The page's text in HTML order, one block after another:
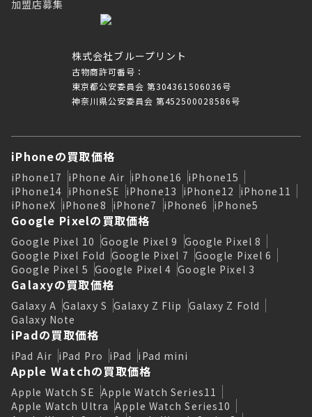
株式会社ブループリント
古物商許可番号：
東京都公安委員会 第304361506036号
神奈川県公安委員会 第452500028586号
加盟店募集
iPhoneの買取価格
iPhone17 iPhone Air iPhone16 iPhone15
iPhone14 iPhoneSE iPhone13 iPhone12 iPhone11
iPhoneX iPhone8 iPhone7 iPhone6 iPhone5
Google Pixelの買取価格
Google Pixel 10 Google Pixel 9 Google Pixel 8
Google Pixel Fold Google Pixel 7 Google Pixel 6
Google Pixel 5 Google Pixel 4 Google Pixel 3
Galaxyの買取価格
Galaxy A Galaxy S Galaxy Z Flip Galaxy Z Fold
Galaxy Note
iPadの買取価格
iPad Air iPad Pro iPad iPad mini
Apple Watchの買取価格
Apple Watch SE Apple Watch Series11
Apple Watch Ultra Apple Watch Series10